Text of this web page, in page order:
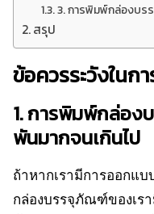
3. การพิมพ์กล่องบร
สรุป
ข้อควรระวังใน
1. การพิมพ์กล่อ
พันมากจนเกินไป
ถ้าหากเรามีการออกแ
กล่องบรรจุภัณฑ์ของเร